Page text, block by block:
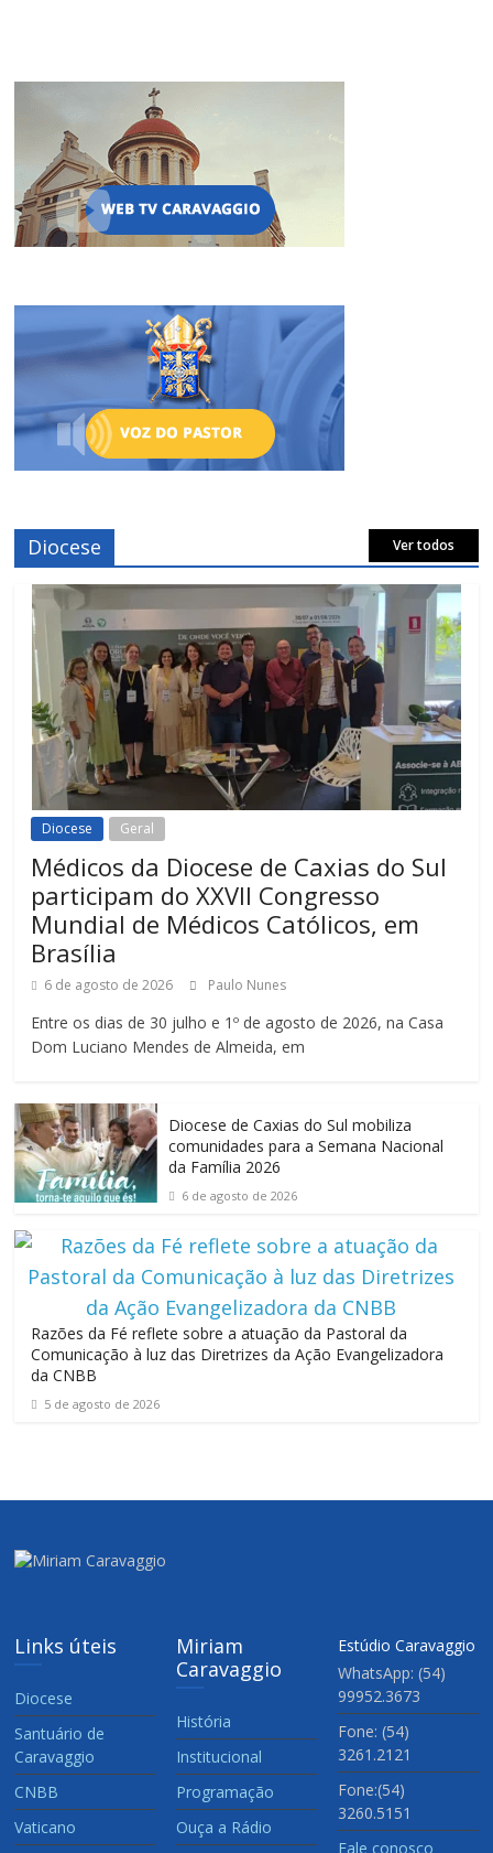
Diocese Ver todos
Diocese Geral
Médicos da Diocese de Caxias do Sul
participam do XXVII Congresso
Mundial de Médicos Católicos, em
Brasília
6 de agosto de 2026 Paulo Nunes
Entre os dias de 30 julho e 1º de agosto de 2026, na Casa
Dom Luciano Mendes de Almeida, em
Diocese de Caxias do Sul mobiliza
comunidades para a Semana Nacional
da Família 2026
6 de agosto de 2026
Razões da Fé reflete sobre a atuação da Pastoral da
Comunicação à luz das Diretrizes da Ação Evangelizadora
da CNBB
5 de agosto de 2026
Links úteis
Diocese
Santuário de
Caravaggio
CNBB
Vaticano
Miriam
Caravaggio
História
Institucional
Programação
Ouça a Rádio
Estúdio Caravaggio
WhatsApp: (54)
99952.3673
Fone: (54)
3261.2121
Fone:(54)
3260.5151
Fale conosco